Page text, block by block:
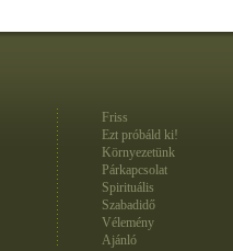
Friss
Ezt próbáld ki!
Környezetünk
Párkapcsolat
Spirituális
Szabadidő
Vélemény
Ajánló